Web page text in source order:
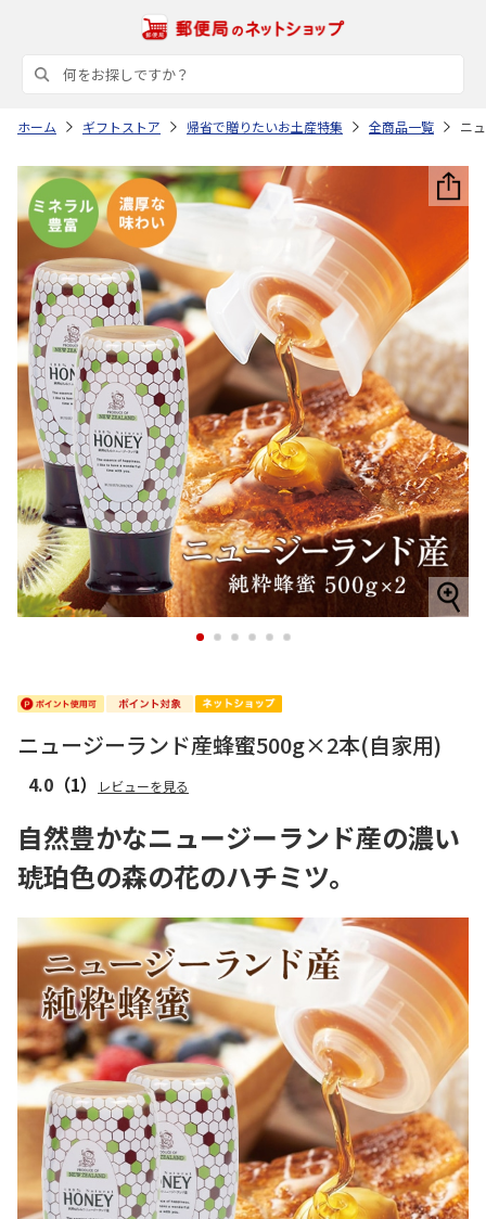
ホーム ギフトストア 帰省で贈りたいお土産特集 全商品一覧 ニ
1 2 3 4 5 6
ニュージーランド産蜂蜜500g×2本(自家用)
4.0 （1） レビューを見る
自然豊かなニュージーランド産の濃い
琥珀色の森の花のハチミツ。